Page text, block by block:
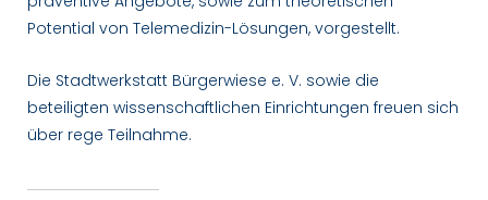
Potential von Telemedizin-Lösungen, vorgestellt.
Die Stadtwerkstatt Bürgerwiese e. V. sowie die
beteiligten wissenschaftlichen Einrichtungen freuen sich
über rege Teilnahme.